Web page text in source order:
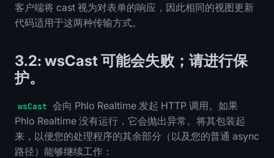
客户端将 cast 视为对表单的响应，因此相同的视图更新
代码适用于这两种传输方式。
3.2: wsCast 可能会失败；请进行保
护。
wsCast 会向 Phlo Realtime 发起 HTTP 调用。如果
Phlo Realtime 没有运行，它会抛出异常。将其包装起
来，以便您的处理程序的其余部分（以及您的普通 async
路径）能够继续工作：